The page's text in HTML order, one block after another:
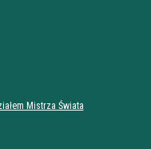
Mistrza Świata